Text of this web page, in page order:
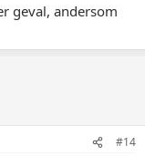
geval, andersom
#14